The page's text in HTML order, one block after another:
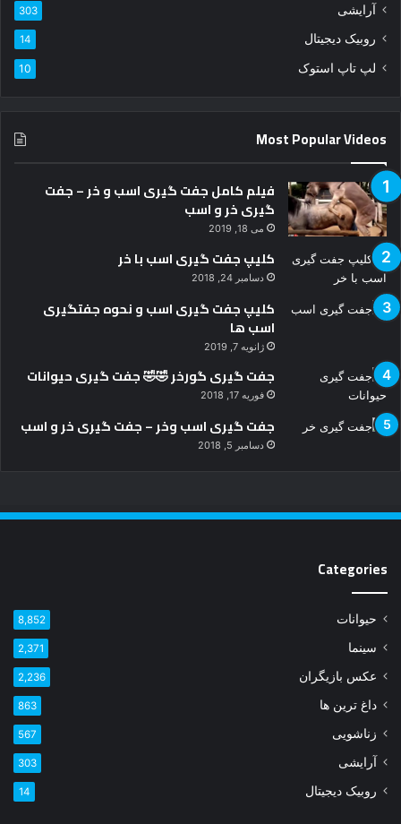
ن
د
آرایشی 303
روبیک دیجیتال 14
لپ تاپ استوک 10
Most Popular Videos
فیلم کامل جفت گیری اسب و خر – جفت
گیری خر و اسب
می 18, 2019
کلیپ جفت گیری اسب با خر
دسامبر 24, 2018
کلیپ جفت گیری اسب و نحوه جفتگیری
اسب ها
ژانویه 7, 2019
جفت گیری گورخر 🤣🤣 جفت گیری حیوانات
فوریه 17, 2018
جفت گیری اسب وخر – جفت گیری خر و اسب
دسامبر 5, 2018
Categories
حیوانات 8,852
سینما 2,371
عکس بازیگران 2,236
داغ ترین ها 863
زناشویی 567
آرایشی 303
روبیک دیجیتال 14